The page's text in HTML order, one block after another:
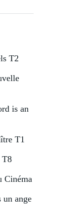
T2
is an
T1
T8
Cinéma
un ange